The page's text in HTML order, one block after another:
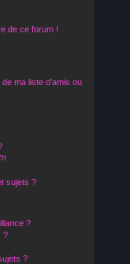
de ce forum !
ma liste d’amis ou
sujets ?
?
?
?